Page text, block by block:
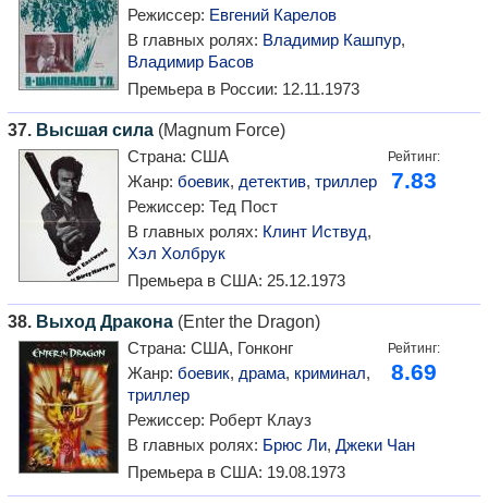
Режиссер: Евгений Карелов
В главных ролях: Владимир Кашпур,
Владимир Басов
Премьера в России: 12.11.1973
37. Высшая сила (Magnum Force)
Рейтинг:
7.83
Страна: США
Жанр: боевик, детектив, триллер
Режиссер: Тед Пост
В главных ролях: Клинт Иствуд,
Хэл Холбрук
Премьера в США: 25.12.1973
38. Выход Дракона (Enter the Dragon)
Рейтинг:
8.69
Страна: США, Гонконг
Жанр: боевик, драма, криминал,
триллер
Режиссер: Роберт Клауз
В главных ролях: Брюс Ли, Джеки Чан
Премьера в США: 19.08.1973